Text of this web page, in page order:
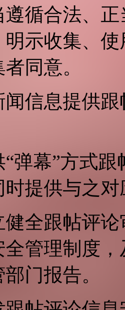
遵循合法、
示收集、
同意。
闻信息提供
“弹幕”方式
时提供与之
健全跟帖评
全管理制度
门报告。